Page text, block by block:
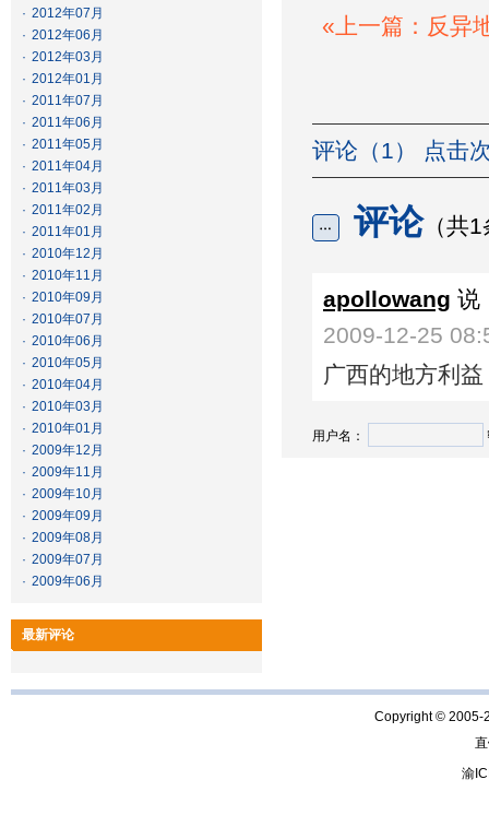
· 2012年07月
· 2012年06月
· 2012年03月
· 2012年01月
· 2011年07月
· 2011年06月
· 2011年05月
· 2011年04月
· 2011年03月
· 2011年02月
· 2011年01月
· 2010年12月
· 2010年11月
· 2010年09月
· 2010年07月
· 2010年06月
· 2010年05月
· 2010年04月
· 2010年03月
· 2010年01月
· 2009年12月
· 2009年11月
· 2009年10月
· 2009年09月
· 2009年08月
· 2009年07月
· 2009年06月
最新评论
«上一篇：反异
评论（1） 点击
评论（共1
apollowang 说
2009-12-25
广西的地方利
用户名：
Copyright © 2005-
渝